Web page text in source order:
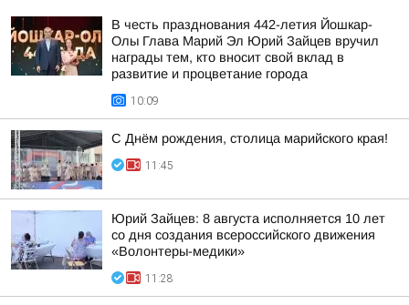
В честь празднования 442-летия Йошкар-
Олы Глава Марий Эл Юрий Зайцев вручил
награды тем, кто вносит свой вклад в
развитие и процветание города
10:09
С Днём рождения, столица марийского края!
11:45
Юрий Зайцев: 8 августа исполняется 10 лет
со дня создания всероссийского движения
«Волонтеры-медики»
11:28